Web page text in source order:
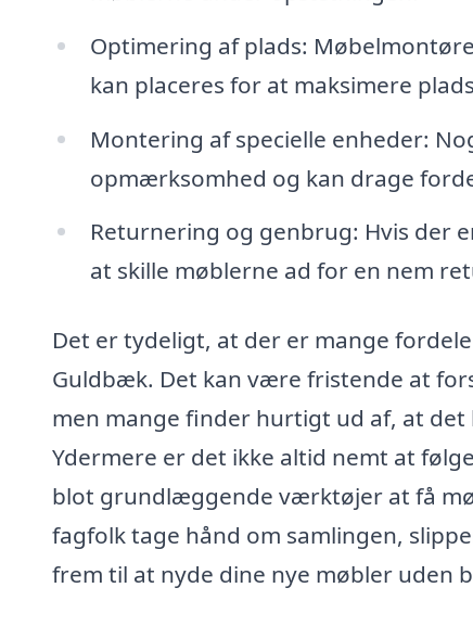
Optimering af plads:
kan placeres for at maksimere
Montering af specielle enheder:
opmærksomhed og kan drage
Returnering og genbrug: Hvis der
at skille møblerne ad for en nem
Det er tydeligt, at der er mange
Guldbæk. Det kan være fristende at
men mange finder hurtigt ud af, at
Ydermere er det ikke altid nemt at
blot grundlæggende værktøjer at få
fagfolk tage hånd om samlingen,
frem til at nyde dine nye møbler uden